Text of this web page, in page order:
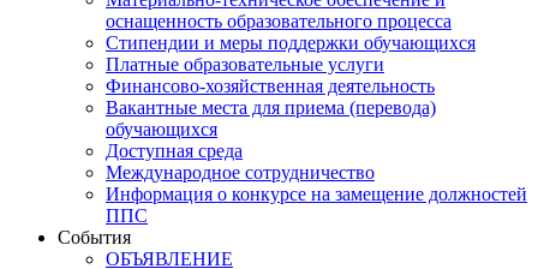
оснащенность образовательного процесса
Стипендии и меры поддержки обучающихся
Платные образовательные услуги
Финансово-хозяйственная деятельность
Вакантные места для приема (перевода)
обучающихся
Доступная среда
Международное сотрудничество
Информация о конкурсе на замещение должностей
ППС
События
ОБЪЯВЛЕНИЕ